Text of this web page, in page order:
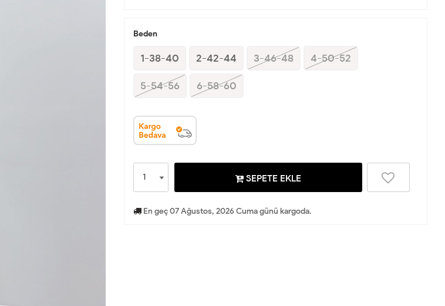
Beden
1-38-40 2-42-44 3-46-48 4-50-52
5-54-56 6-58-60
SEPETE EKLE
En geç 07 Ağustos, 2026 Cuma günü kargoda.